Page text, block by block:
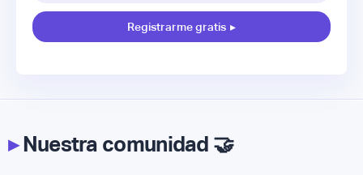
Registrarme gratis ▸
▸Nuestra comunidad 🤝